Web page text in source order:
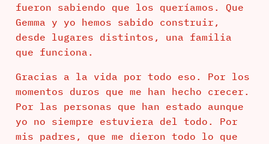
fueron sabiendo que los queríamos. Que
Gemma y yo hemos sabido construir,
desde lugares distintos, una familia
que funciona.
Gracias a la vida por todo eso. Por los
momentos duros que me han hecho crecer.
Por las personas que han estado aunque
yo no siempre estuviera del todo. Por
mis padres, que me dieron todo lo que